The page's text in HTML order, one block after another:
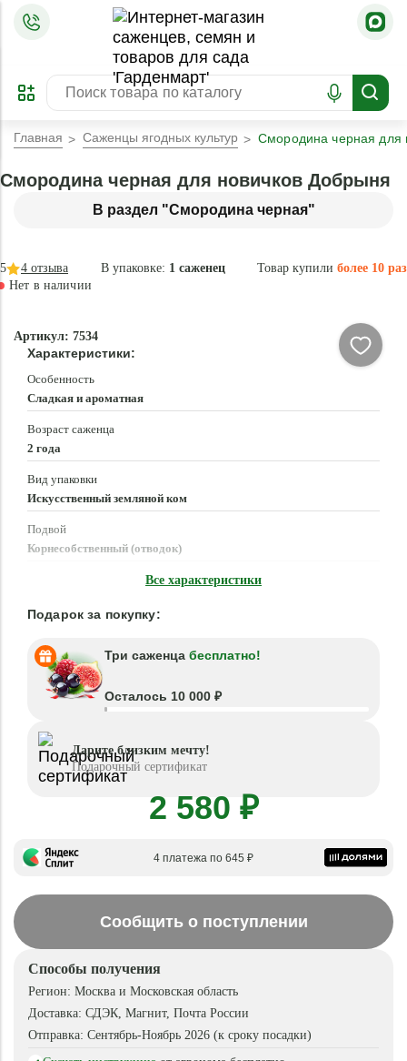
ПРЕДЗАКАЗ
ЗАБРОНИРОВАТЬ
ЛУЧШЕЕ
Главная Саженцы ягодных культур Смородина черная для
В раздел "Смородина черная"
Смородина черная для новичков Добрыня
В упаковке: 1 саженец Товар купили более 10 раз
5 4 отзыва
Нет в наличии
Артикул: 7534
Характеристики:
Особенность
Сладкая и ароматная
Возраст саженца
2 года
Вид упаковки
Искусственный земляной ком
Подвой
Корнесобственный (отводок)
Все характеристики
Подарок за покупку:
Три саженца бесплатно!
Осталось 10 000 ₽
Дарите близким мечту!
Подарочный сертификат
2 580 ₽
4 платежа по 645 ₽
Сообщить о поступлении
Способы получения
Регион: Москва и Московская область
Доставка: СДЭК, Магнит, Почта России
Отправка: Сентябрь-Ноябрь 2026 (к сроку посадки)